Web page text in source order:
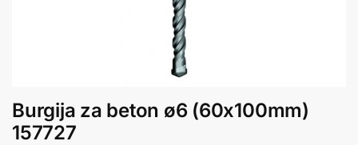
Burgija za beton ø6 (60x100mm)
157727